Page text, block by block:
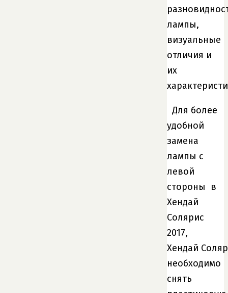
лампы,
визуальные
отличия и
их
Для более
удобной
замена
лампы с
левой
стороны в
Хендай
Солярис
2017,
Хендай
необходимо
снять